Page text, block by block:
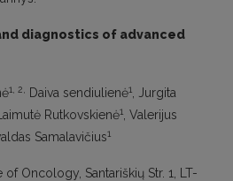
diagnostics of advanced
1, 2, Daiva sendiulienė1
, Jurgita
Laimutė Rutkovskienė1
, Valerijus
Samalavičius1
Oncology, Santariškių Str. 1, LT-